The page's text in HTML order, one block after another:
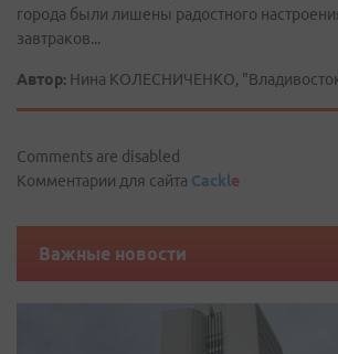
города были лишены радостного
завтраков...
Автор: Нина КОЛЕСНИЧЕНКО,
Comments are disabled
Комментарии для сайта Cackle
Важные новости